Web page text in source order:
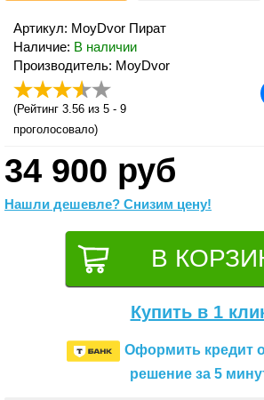
Артикул: MoyDvor Пират
Наличие: В наличии
Производитель: MoyDvor
(Рейтинг 3.56 из 5 - 9
проголосовало)
34 900 руб
Нашли дешевле? Снизим цену!
Купить в 1
Оформить кредит
решение за 5